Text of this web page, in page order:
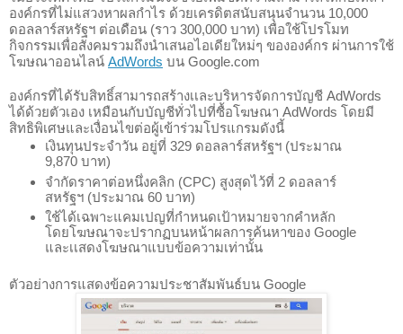
ดอลลาร์สหรัฐฯ ต่อเดือน (ราว 300,000 บาท) เพื่อใช้โปรโมท
กิจกรรมเพื่อสังคมรวมถึงนำเสนอไอเดียใหม่ๆ ขององค์กร ผ่านการใช้
โฆษณาออนไลน์ AdWords บน Google.com
องค์กรที่ได้รับสิทธิ์สามารถสร้างเเละบริหารจัดการบัญชี AdWords
ได้ด้วยตัวเอง เหมือนกับบัญชีทั่วไปที่ซื้อโฆษณา AdWords โดยมี
สิทธิพิเศษและเงื่อนไขต่อผู้เข้าร่วมโปรแกรมดังนี้
เงินทุนประจำวัน อยู่ที่ 329 ดอลลาร์สหรัฐฯ (ประมาณ
9,870 บาท)
จำกัดราคาต่อหนึ่งคลิก (CPC) สูงสุดไว้ที่ 2 ดอลลาร์
สหรัฐฯ (ประมาณ 60 บาท)
ใช้ได้เฉพาะแคมเปญที่กำหนดเป้าหมายจากคำหลัก
โดยโฆษณาจะปรากฏบนหน้าผลการค้นหาของ Google
และเเสดงโฆษณาแบบข้อความเท่านั้น
ตัวอย่างการแสดงข้อความประชาสัมพันธ์บน Google